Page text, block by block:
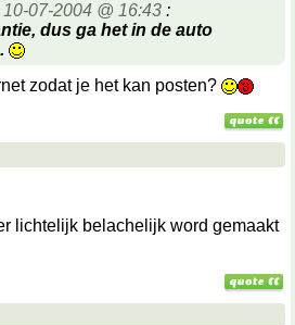
10-07-2004 @ 16:43 :
dus ga het in de auto
zodat je het kan posten?
lichtelijk belachelijk word gemaakt